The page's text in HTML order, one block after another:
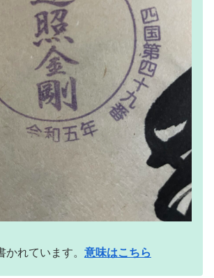
かれています。 意味はこちら